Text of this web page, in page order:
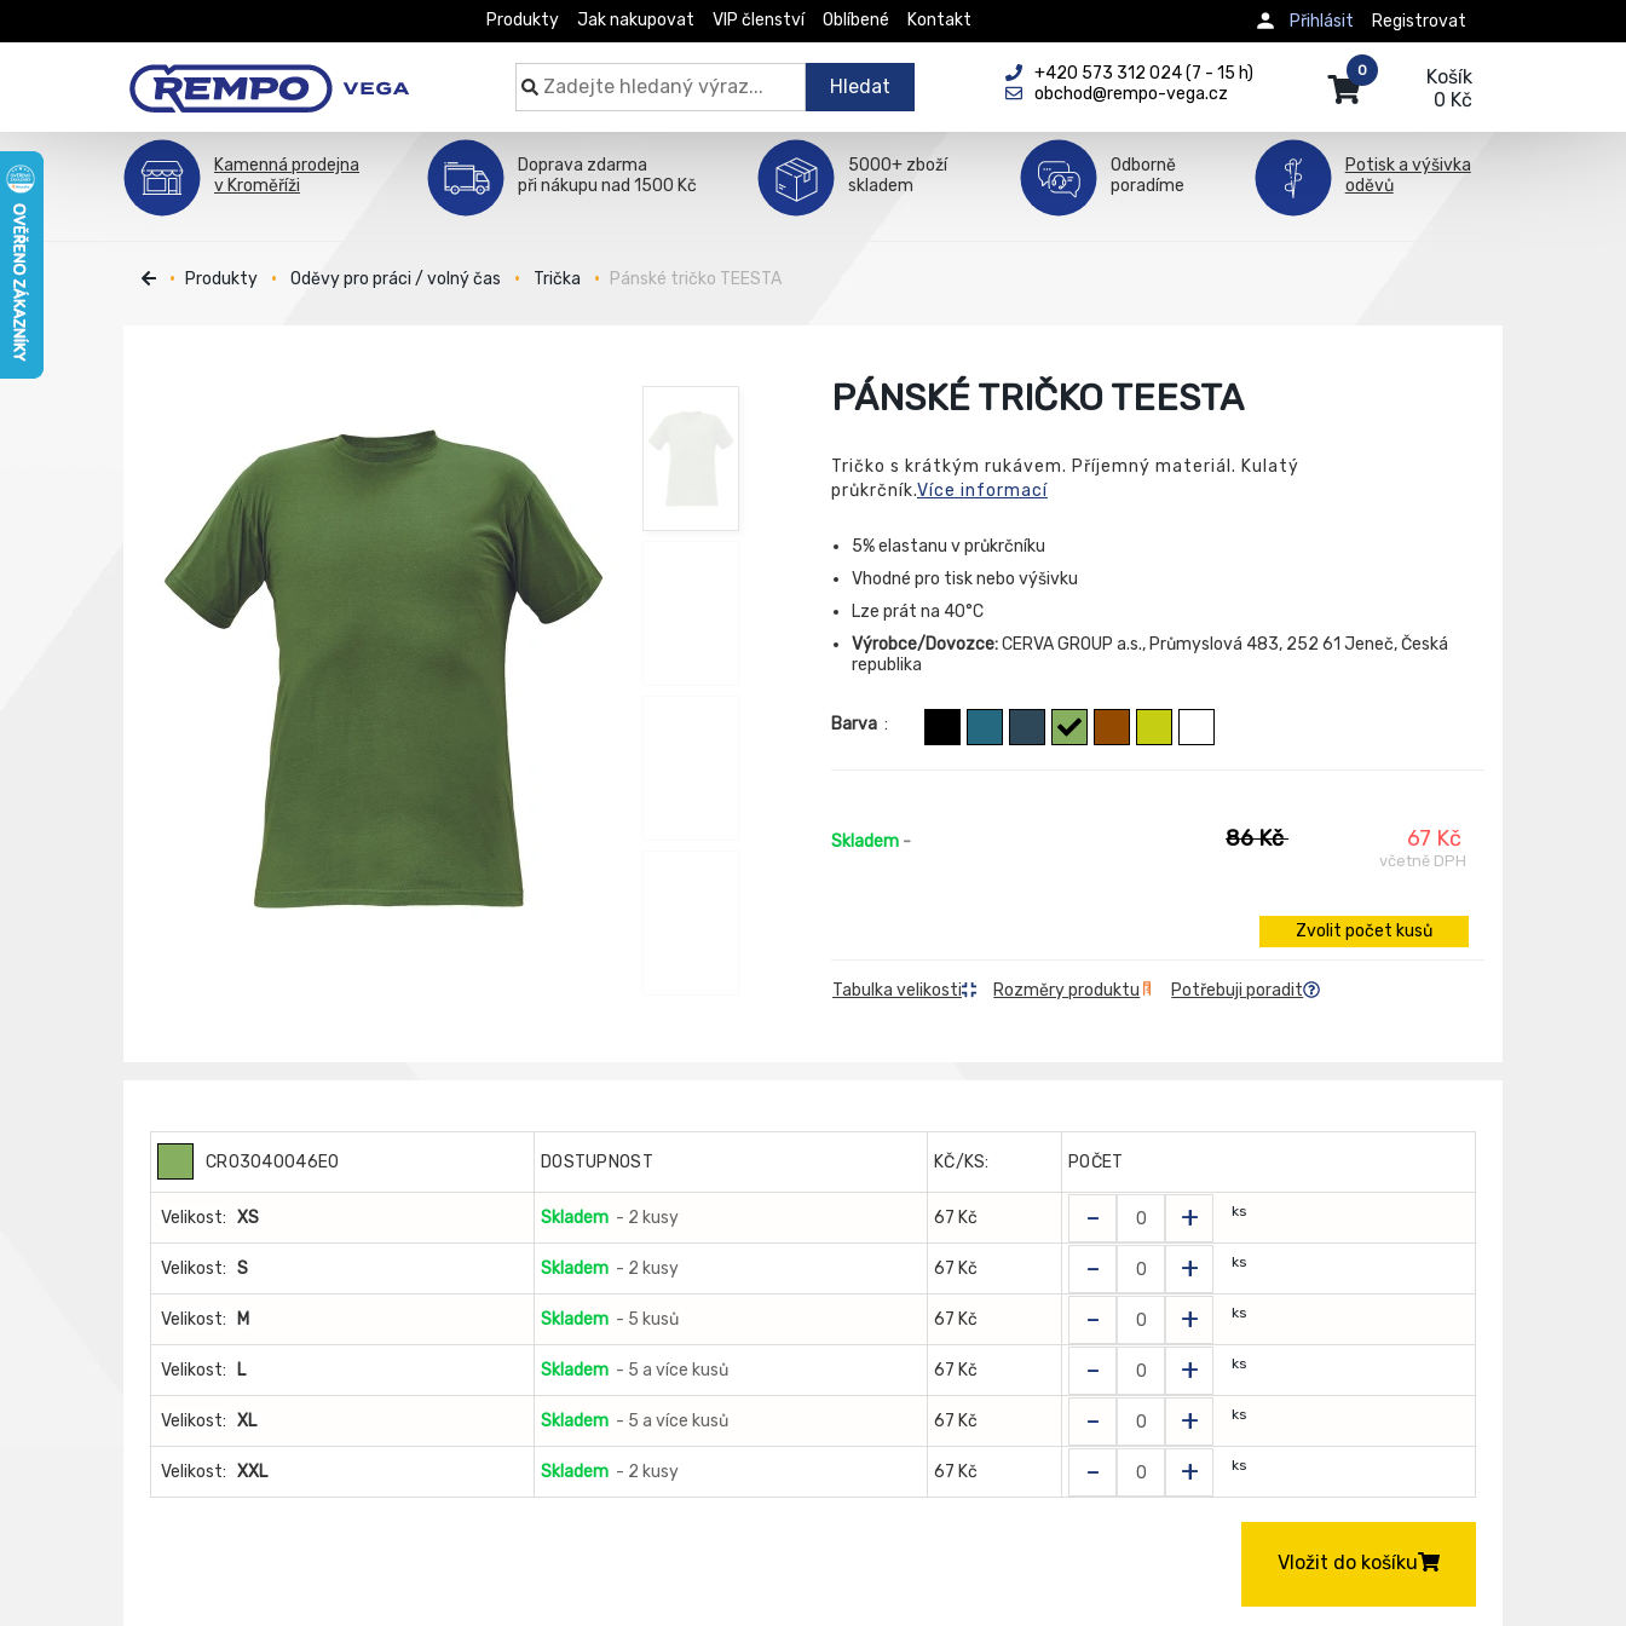
Produkty Jak nakupovat VIP členství Oblíbené Kontakt Registrovat
Přihlásit
Hledat
+420 573 312 024 (7 - 15 h)
obchod@rempo-vega.cz
Košík
0 Kč
0
Kamenná prodejna
v Kroměříži
Doprava zdarma
při nákupu nad 1500 Kč
5000+ zboží
skladem
Odborně
poradíme
Potisk a výšivka
oděvů
Produkty Oděvy pro práci / volný čas Trička Pánské tričko TEESTA
PÁNSKÉ TRIČKO TEESTA
Tričko s krátkým rukávem. Příjemný materiál. Kulatý
průkrčník.Více informací
5% elastanu v průkrčníku
Vhodné pro tisk nebo výšivku
Lze prát na 40°C
Výrobce/Dovozce:CERVA GROUP a.s., Průmyslová 483, 252 61 Jeneč, Česká
republika
Barva :
Skladem - 86 Kč 67 Kč
včetně DPH
Zvolit počet kusů
Tabulka velikosti Rozměry produktu Potřebuji poradit
CR03040046E0 DOSTUPNOST KČ/KS: POČET
Velikost: XS Skladem - 2 kusy 67 Kč - + ks
Velikost: S Skladem - 2 kusy 67 Kč - + ks
Velikost: M Skladem - 5 kusů 67 Kč - + ks
Velikost: L Skladem - 5 a více kusů 67 Kč - + ks
Velikost: XL Skladem - 5 a více kusů 67 Kč - + ks
Velikost: XXL Skladem - 2 kusy 67 Kč - + ks
Vložit do košíku